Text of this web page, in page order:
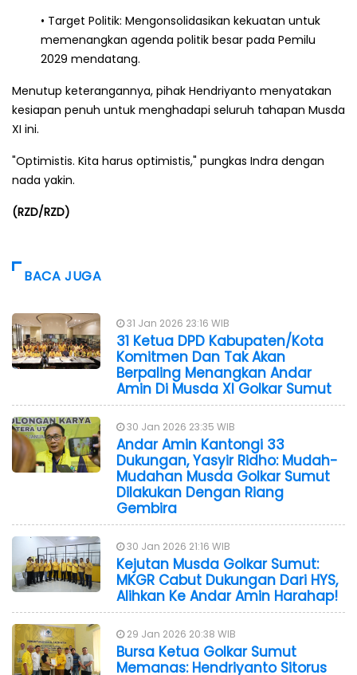
• Target Politik: Mengonsolidasikan kekuatan untuk
memenangkan agenda politik besar pada Pemilu
2029 mendatang.
Menutup keterangannya, pihak Hendriyanto menyatakan
kesiapan penuh untuk menghadapi seluruh tahapan Musda
XI ini.
"Optimistis. Kita harus optimistis," pungkas Indra dengan
nada yakin.
(RZD/RZD)
BACA JUGA
31 Jan 2026 23:16 WIB
31 Ketua DPD Kabupaten/Kota
Komitmen Dan Tak Akan
Berpaling Menangkan Andar
Amin Di Musda XI Golkar Sumut
30 Jan 2026 23:35 WIB
Andar Amin Kantongi 33
Dukungan, Yasyir Ridho: Mudah-
Mudahan Musda Golkar Sumut
Dilakukan Dengan Riang
Gembira
30 Jan 2026 21:16 WIB
Kejutan Musda Golkar Sumut:
MKGR Cabut Dukungan Dari HYS,
Alihkan Ke Andar Amin Harahap!
29 Jan 2026 20:38 WIB
Bursa Ketua Golkar Sumut
Memanas: Hendriyanto Sitorus